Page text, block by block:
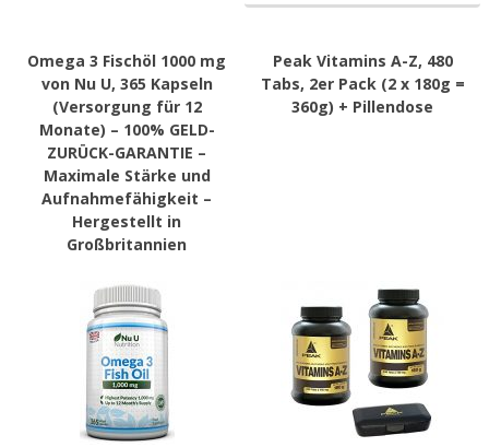
Omega 3 Fischöl 1000 mg
von Nu U, 365 Kapseln
(Versorgung für 12
Monate) – 100% GELD-
ZURÜCK-GARANTIE –
Maximale Stärke und
Aufnahmefähigkeit –
Hergestellt in
Großbritannien
Peak Vitamins A-Z, 480
Tabs, 2er Pack (2 x 180g =
360g) + Pillendose